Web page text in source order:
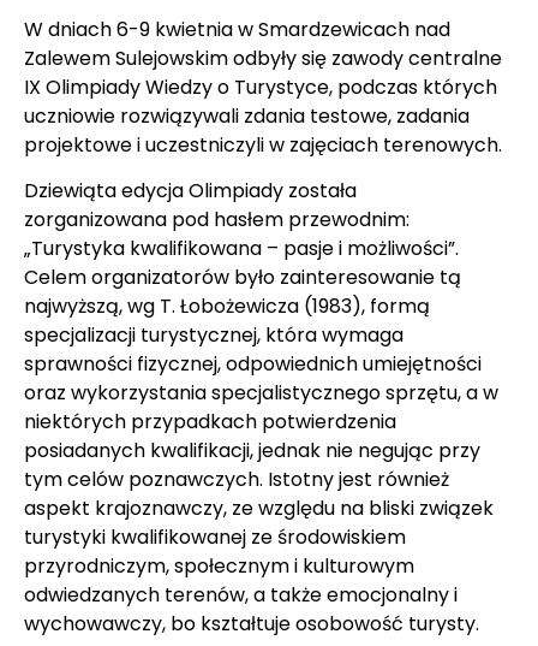
W dniach 6-9 kwietnia w Smardzewicach nad
Zalewem Sulejowskim odbyły się zawody centralne
IX Olimpiady Wiedzy o Turystyce, podczas których
uczniowie rozwiązywali zdania testowe, zadania
projektowe i uczestniczyli w zajęciach terenowych.
Dziewiąta edycja Olimpiady została
zorganizowana pod hasłem przewodnim:
„Turystyka kwalifikowana – pasje i możliwości”.
Celem organizatorów było zainteresowanie tą
najwyższą, wg T. Łobożewicza (1983), formą
specjalizacji turystycznej, która wymaga
sprawności fizycznej, odpowiednich umiejętności
oraz wykorzystania specjalistycznego sprzętu, a w
niektórych przypadkach potwierdzenia
posiadanych kwalifikacji, jednak nie negując przy
tym celów poznawczych. Istotny jest również
aspekt krajoznawczy, ze względu na bliski związek
turystyki kwalifikowanej ze środowiskiem
przyrodniczym, społecznym i kulturowym
odwiedzanych terenów, a także emocjonalny i
wychowawczy, bo kształtuje osobowość turysty.